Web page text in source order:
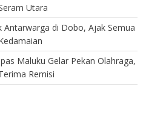
Utara
di Dobo, Ajak Semua
Maluku Gelar Pekan Olahraga,
Remisi